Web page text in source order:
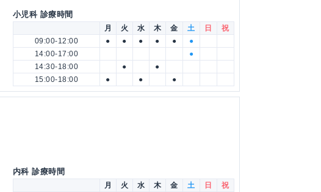
小児科 診療時間
月 火 水 木 金 土 日
祝
09:00-12:00
● ● ● ● ●
●
14:00-17:00
●
14:30-18:00
●
●
15:00-18:00
● ● ●
内科 診療時間
月 火 水 木 金 土 日
祝